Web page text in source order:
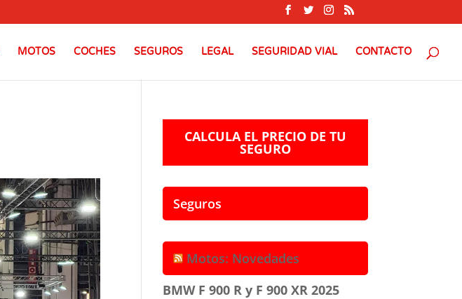
MOTOS COCHES SEGUROS LEGAL SEGURIDAD VIAL CONTACTO
CALCULA EL PRECIO DE TU
SEGURO
Seguros
Motos: Novedades
BMW F 900 R y F 900 XR 2025